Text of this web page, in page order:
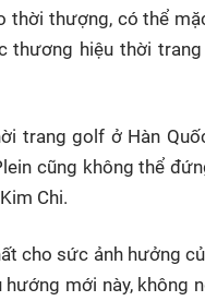
thời thượng, có thể
thương hiệu thời
trang golf ở Hàn
cũng không thể
Chi.
cho sức ảnh hưởng
mới này, không